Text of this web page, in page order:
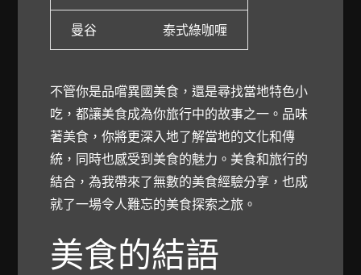
曼谷 泰式綠咖喱
不管你是品嚐異國美食，還是尋找當地特色小
吃，都讓美食成為你旅行中的故事之一。品味
著美食，你將更深入地了解當地的文化和傳
統，同時也感受到美食的魅力。美食和旅行的
結合，為我帶來了無數的美食經驗分享，也成
就了一場令人難忘的美食探索之旅。
美食的結語